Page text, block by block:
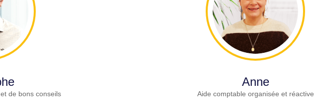
de bons conseils
Anne
Aide comptable organisée et réactive